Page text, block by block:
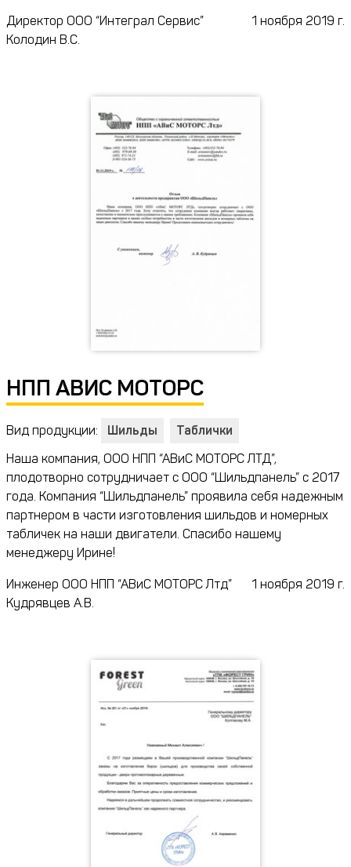
Директор ООО “Интеграл Сервис”
Колодин В.С.
1 ноября 2019 г.
НПП АВИС МОТОРС
Вид продукции: Шильды
Таблички
Наша компания, ООО НПП “АВиС МОТОРС ЛТД”,
плодотворно сотрудничает с ООО “Шильдпанель” с 2017
года. Компания “Шильдпанель” проявила себя надежным
партнером в части изготовления шильдов и номерных
табличек на наши двигатели. Спасибо нашему
менеджеру Ирине!
Инженер ООО НПП “АВиС МОТОРС Лтд”
Кудрявцев А.В.
1 ноября 2019 г.